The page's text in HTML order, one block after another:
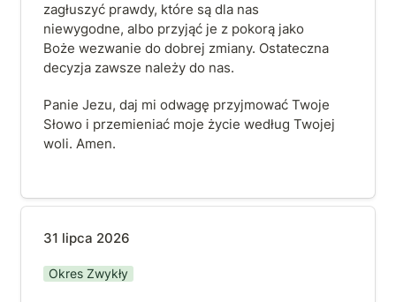
zagłuszyć prawdy, które są dla nas
niewygodne, albo przyjąć je z pokorą jako
Boże wezwanie do dobrej zmiany. Ostateczna
decyzja zawsze należy do nas.
Panie Jezu, daj mi odwagę przyjmować Twoje
Słowo i przemieniać moje życie według Twojej
woli. Amen.
31 lipca 2026
Okres Zwykły